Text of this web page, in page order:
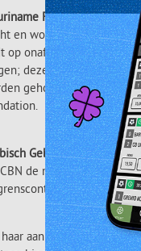
Foundation N.V.’
en wordt volledig
onafhankelijke wijze
deze gelden zijn
geholpen. De
Note
de meest
aanbod uitgebreid